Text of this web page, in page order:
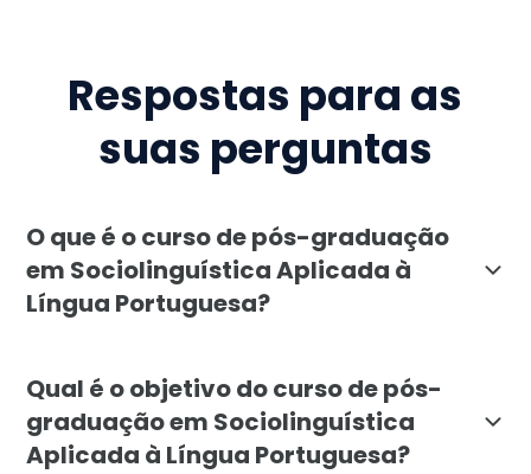
Respostas para as
suas perguntas
O que é o curso de pós-graduação
em Sociolinguística Aplicada à
Língua Portuguesa?
Qual é o objetivo do curso de pós-
graduação em Sociolinguística
Aplicada à Língua Portuguesa?